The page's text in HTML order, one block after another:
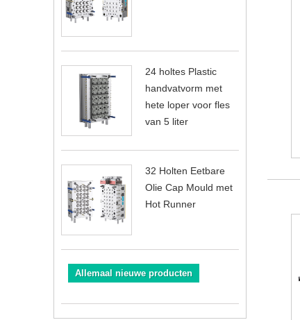
24 holtes Plastic
handvatvorm met
hete loper voor fles
van 5 liter
32 Holten Eetbare
Olie Cap Mould met
Hot Runner
Allemaal nieuwe producten